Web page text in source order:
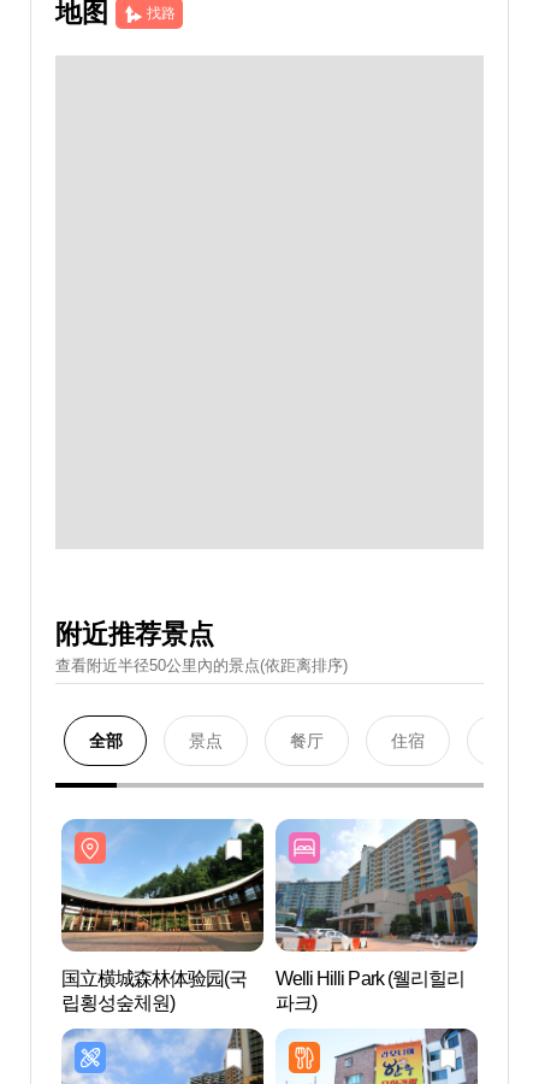
地图 找路
附近推荐景点
查看附近半径50公里內的景点(依距离排序)
全部 景点 餐厅 住宿
国立横城森林体验园(국
립횡성숲체원)
Welli Hilli Park (웰리힐리
파크)